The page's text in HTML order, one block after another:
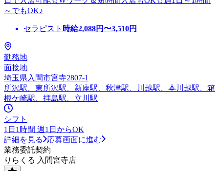
～でもOK♪
セラピスト 時給2,088円〜3,510円
勤務地
面接地
埼玉県入間市宮寺2807-1
所沢駅、東所沢駅、新座駅、秋津駅、川越駅、本川越駅、箱
根ケ崎駅、拝島駅、立川駅
シフト
1日1時間 週1日からOK
詳細を見る
応募画面に進む
業務委託契約
りらくる 入間宮寺店